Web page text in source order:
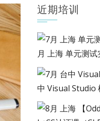
近期培训
月 上海 单元测试
中 Visual Studio